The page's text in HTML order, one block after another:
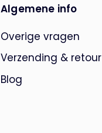
Algemene info
Overige vragen
Verzending & retour
Blog